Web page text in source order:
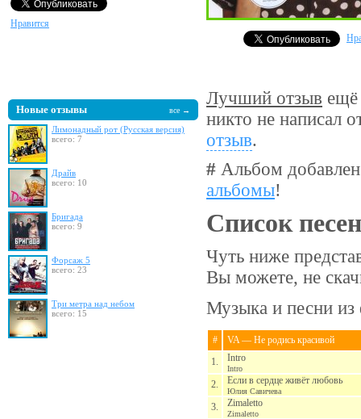
Нравится
Новые отзывы все →
Лимонадный рот (Русская версия)
всего: 7
Драйв
всего: 10
Бригада
всего: 9
Форсаж 5
всего: 23
Три метра над небом
всего: 15
Лучший отзыв ещё
никто не написал
отзыв.
# Альбом
альбомы!
Список песен
Чуть ниже
Вы можете, не
Музыка и песни из
#
VA — Не родись красивой
1.
Intro
Intro
2. Если в сердце живёт любовь
Юлия Савичева
3. Zimaletto
Zimaletto